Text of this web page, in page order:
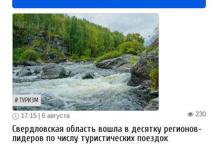
ТУРИЗМ
230
17:15 | 6 августа
Свердловская область вошла в десятку регионов-
лидеров по числу туристических поездок